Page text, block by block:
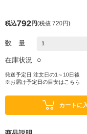
税込792円(税抜 720円)
数 量
在庫状況 ○
発送予定日 注文日の1～10日後
※お届け予定日の目安は こちら
カートに